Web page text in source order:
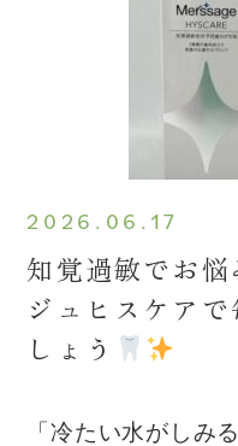
2026.06.17
知覚過敏でお
ジュヒスケア
しょう
「冷たい水がしみ